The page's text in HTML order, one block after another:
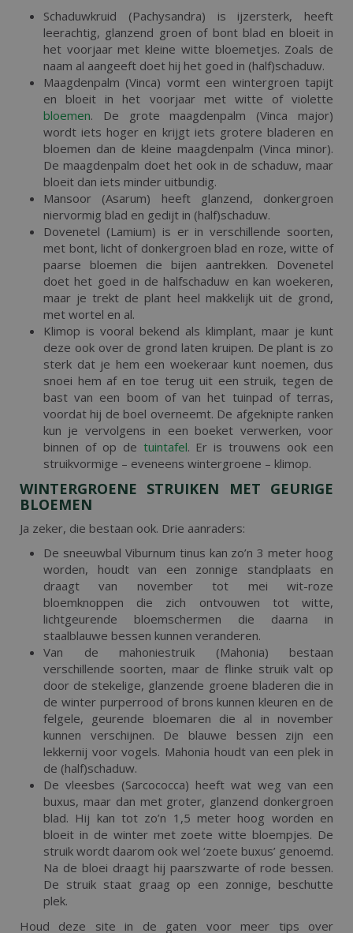
Schaduwkruid (Pachysandra) is ijzersterk, heeft
leerachtig, glanzend groen of bont blad en bloeit in
het voorjaar met kleine witte bloemetjes. Zoals de
naam al aangeeft doet hij het goed in (half)schaduw.
Maagdenpalm (Vinca) vormt een wintergroen tapijt
en bloeit in het voorjaar met witte of violette
bloemen. De grote maagdenpalm (Vinca major)
wordt iets hoger en krijgt iets grotere bladeren en
bloemen dan de kleine maagdenpalm (Vinca minor).
De maagdenpalm doet het ook in de schaduw, maar
bloeit dan iets minder uitbundig.
Mansoor (Asarum) heeft glanzend, donkergroen
niervormig blad en gedijt in (half)schaduw.
Dovenetel (Lamium) is er in verschillende soorten,
met bont, licht of donkergroen blad en roze, witte of
paarse bloemen die bijen aantrekken. Dovenetel
doet het goed in de halfschaduw en kan woekeren,
maar je trekt de plant heel makkelijk uit de grond,
met wortel en al.
Klimop is vooral bekend als klimplant, maar je kunt
deze ook over de grond laten kruipen. De plant is zo
sterk dat je hem een woekeraar kunt noemen, dus
snoei hem af en toe terug uit een struik, tegen de
bast van een boom of van het tuinpad of terras,
voordat hij de boel overneemt. De afgeknipte ranken
kun je vervolgens in een boeket verwerken, voor
binnen of op de tuintafel. Er is trouwens ook een
struikvormige – eveneens wintergroene – klimop.
WINTERGROENE STRUIKEN MET GEURIGE
BLOEMEN
Ja zeker, die bestaan ook. Drie aanraders:
De sneeuwbal Viburnum tinus kan zo’n 3 meter hoog
worden, houdt van een zonnige standplaats en
draagt van november tot mei wit-roze
bloemknoppen die zich ontvouwen tot witte,
lichtgeurende bloemschermen die daarna in
staalblauwe bessen kunnen veranderen.
Van de mahoniestruik (Mahonia) bestaan
verschillende soorten, maar de flinke struik valt op
door de stekelige, glanzende groene bladeren die in
de winter purperrood of brons kunnen kleuren en de
felgele, geurende bloemaren die al in november
kunnen verschijnen. De blauwe bessen zijn een
lekkernij voor vogels. Mahonia houdt van een plek in
de (half)schaduw.
De vleesbes (Sarcococca) heeft wat weg van een
buxus, maar dan met groter, glanzend donkergroen
blad. Hij kan tot zo’n 1,5 meter hoog worden en
bloeit in de winter met zoete witte bloempjes. De
struik wordt daarom ook wel ‘zoete buxus’ genoemd.
Na de bloei draagt hij paarszwarte of rode bessen.
De struik staat graag op een zonnige, beschutte
plek.
Houd deze site in de gaten voor meer tips over